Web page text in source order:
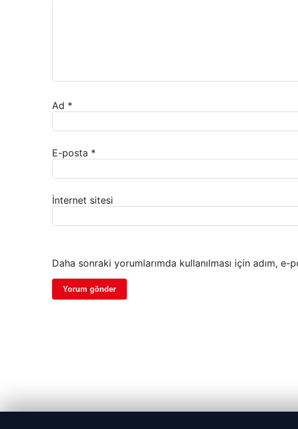
Ad *
E-posta *
İnternet sitesi
Daha sonraki yorumlarımda kullanılması için adım,